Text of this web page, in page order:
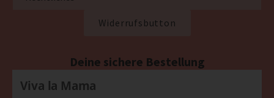
Widerrufsbutton
Deine sichere Bestellung
Viva la Mama